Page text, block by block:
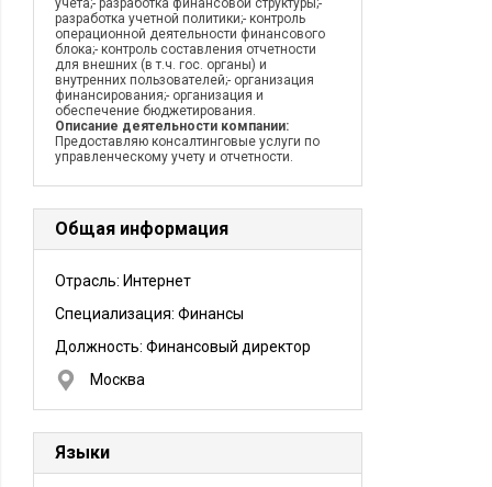
учета;- разработка финансовой структуры;-
разработка учетной политики;- контроль
операционной деятельности финансового
блока;- контроль составления отчетности
для внешних (в т.ч. гос. органы) и
внутренних пользователей;- организация
финансирования;- организация и
обеспечение бюджетирования.
Описание деятельности компании:
Предоставляю консалтинговые услуги по
управленческому учету и отчетности.
Общая информация
Отрасль: Интернет
Специализация: Финансы
Должность: Финансовый директор
Москва
Языки